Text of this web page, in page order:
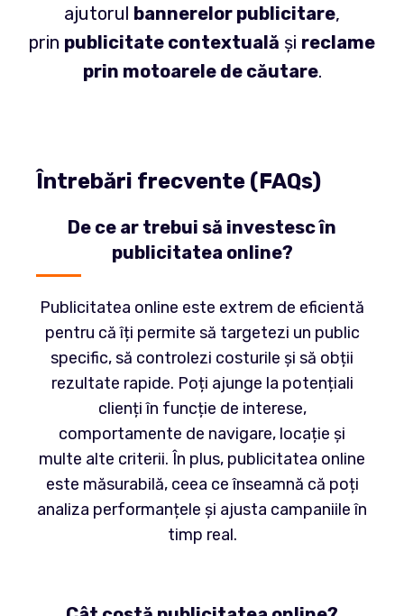
ajutorul bannerelor publicitare,
prin publicitate contextuală și reclame
prin motoarele de căutare.
Întrebări frecvente (FAQs)
De ce ar trebui să investesc în
publicitatea online?
Publicitatea online este extrem de eficientă
pentru că îți permite să targetezi un public
specific, să controlezi costurile și să obții
rezultate rapide. Poți ajunge la potențiali
clienți în funcție de interese,
comportamente de navigare, locație și
multe alte criterii. În plus, publicitatea online
este măsurabilă, ceea ce înseamnă că poți
analiza performanțele și ajusta campaniile în
timp real.